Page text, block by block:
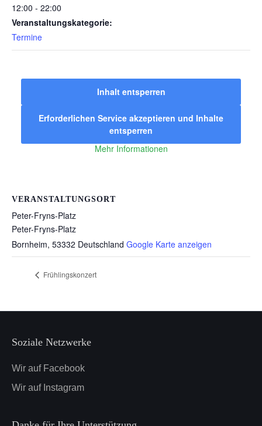
12:00 - 22:00
Veranstaltungskategorie:
Termine
VERANSTALTUNGSORT
Peter-Fryns-Platz
Peter-Fryns-Platz
Bornheim, 53332 Deutschland Google Karte anzeigen
Inhalt entsperren
Erforderlichen Service akzeptieren und Inhalte
entsperren
Mehr Informationen
Frühlingskonzert
Soziale Netzwerke
Wir auf Facebook
Wir auf Instagram